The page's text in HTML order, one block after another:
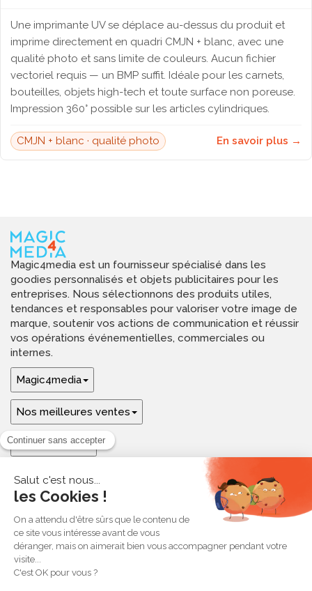
Une imprimante UV se déplace au-dessus du produit et
imprime directement en quadri CMJN + blanc, avec une
qualité photo et sans limite de couleurs. Aucun fichier
vectoriel requis — un BMP suffit. Idéale pour les carnets,
bouteilles, objets high-tech et toute surface non poreuse.
Impression 360° possible sur les articles cylindriques.
CMJN + blanc · qualité photo En savoir plus →
Magic4media est un fournisseur spécialisé dans les
goodies personnalisés et objets publicitaires pour les
entreprises. Nous sélectionnons des produits utiles,
tendances et responsables pour valoriser votre image de
marque, soutenir vos actions de communication et réussir
vos opérations événementielles, commerciales ou
internes.
Magic4media
Nos meilleures ventes
Guides & aide
Ressources & inspirations